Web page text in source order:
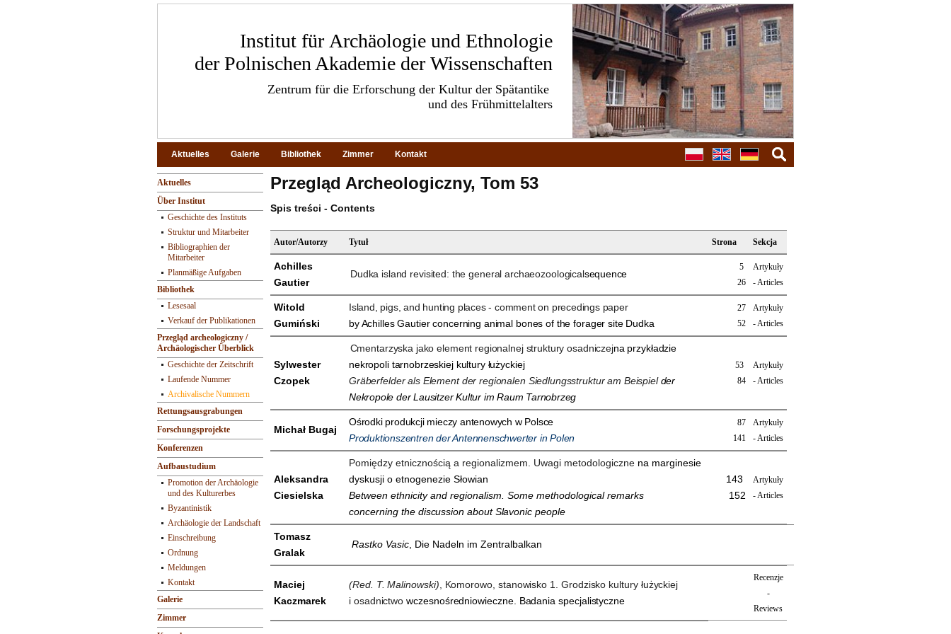
Przegląd Archeologiczny, Tom 53
Spis treści - Contents
Autor/Autorzy Tytuł Strona Sekcja
Achilles
Gautier
Dudka island revisited: the general archaeozoologicalsequence
5
26
Artykuły
- Articles
Witold
Gumiński
Island , pigs, and hunting places - comment on precedings paper
by Achilles Gautier concerning animal bones of the forager site Dudka
27
52
Artykuły
- Articles
Sylwester
Czopek
Cmentarzyska jako element regionalnej struktury osadniczejna przykładzie
nekropoli tarnobrzeskiej kultury łużyckiej
Gräberfelder als Element der regionalen Siedlungsstruktur am Beispiel der
Nekropole der Lausitzer Kultur im Raum Tarnobrzeg
53
84
Artykuły
- Articles
Michał Bugaj
Ośrodki produkcji mieczy antenowych w Polsce
Produktionszentren der Antennenschwerter in Polen
87
141
Artykuły
- Articles
Aleksandra
Ciesielska
Pomiędzy etnicznością a regionalizmem. Uwagi metodologiczne na marginesie
dyskusji o etnogenezie Słowian
Between ethnicity and regionalism. Some methodological remarks
concerning the discussion about Slavonic people
143
152
Artykuły
- Articles
Tomasz
Gralak
Rastko Vasic , Die Nadeln im Zentralbalkan
Maciej
Kaczmarek
(Red. T. Malinowski) , Komorowo, stanowisko 1. Grodzisko kultury łużyckiej
i osadnictwowczesnośredniowieczne. Badania specjalistyczne
Recenzje
-
Reviews
Aktuelles
Über Institut
Geschichte des Instituts
Struktur und Mitarbeiter
Bibliographien der
Mitarbeiter
Planmäßige Aufgaben
Bibliothek
Lesesaal
Verkauf der Publikationen
Przegląd archeologiczny /
Archäologischer Überblick
Geschichte der Zeitschrift
Laufende Nummer
Archivalische Nummern
Rettungsausgrabungen
Forschungsprojekte
Konferenzen
Aufbaustudium
Promotion der Archäologie
und des Kulturerbes
Byzantinistik
Archäologie der Landschaft
Einschreibung
Ordnung
Meldungen
Kontakt
Galerie
Zimmer
Institut für Archäologie und Ethnologie
der Polnischen Akademie der Wissenschaften
Zentrum für die Erforschung der Kultur der Spätantike
und des Frühmittelalters
Aktuelles Galerie Bibliothek Zimmer Kontakt